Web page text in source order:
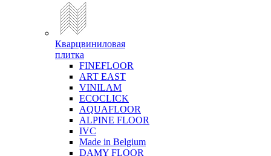
Кварцвиниловая
плитка
FINEFLOOR
ART EAST
VINILAM
ECOCLICK
AQUAFLOOR
ALPINE FLOOR
IVC
Made in Belgium
DAMY FLOOR